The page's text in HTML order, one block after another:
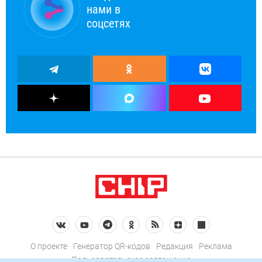
нами в
соцсетях
О проекте Генератор QR-кодов Редакция
Реклама
Пользовательское соглашение